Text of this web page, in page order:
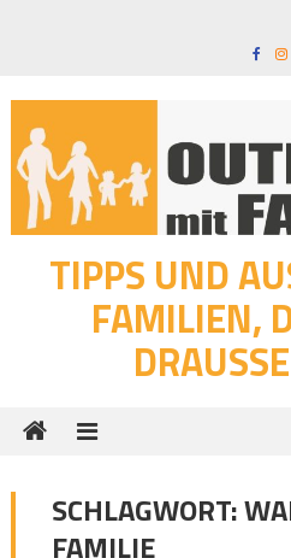
TIPPS UND
FAMILIEN,
SCHLAGWORT:
FAMILIE